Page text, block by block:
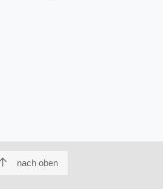
nach oben